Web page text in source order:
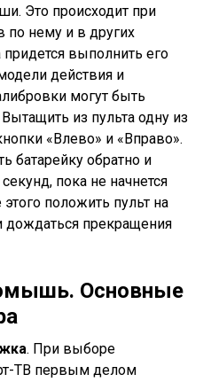
Это происходит при
по нему и в других
придется выполнить его
действия и
могут быть
из пульта одну из
«Влево» и «Вправо».
батарейку обратно и
пока не начнется
положить пульт на
прекращения
Основные
. При выборе
ТВ первым делом